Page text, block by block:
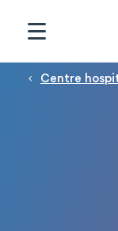
Fil d'Ariane
Centre
Panneau de